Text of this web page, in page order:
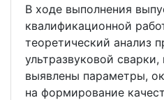
В ходе выполнения
квалификационной
теоретический анализ
ультразвуковой
выявлены параметры,
на формирование